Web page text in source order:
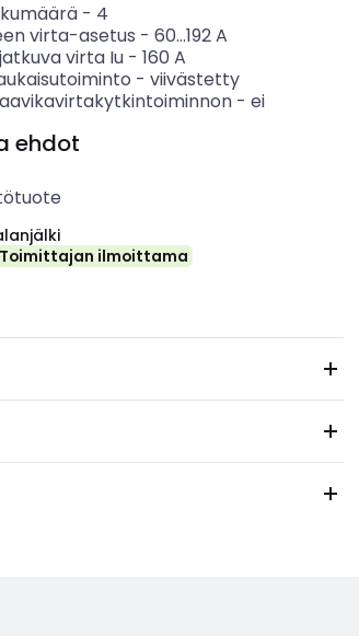
- 4
virta-asetus - 60...192A
virta Iu- 160 A
- viivästetty
- ei
ehdot
Toimittajan ilmoittama